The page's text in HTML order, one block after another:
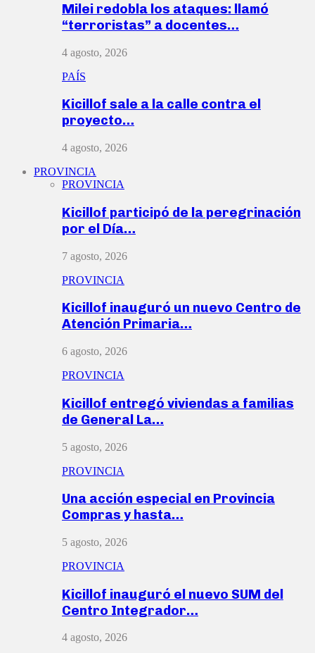
Milei redobla los ataques: llamó
“terroristas” a docentes…
4 agosto, 2026
PAÍS
Kicillof sale a la calle contra el
proyecto…
4 agosto, 2026
PROVINCIA
PROVINCIA
Kicillof participó de la peregrinación
por el Día…
7 agosto, 2026
PROVINCIA
Kicillof inauguró un nuevo Centro de
Atención Primaria…
6 agosto, 2026
PROVINCIA
Kicillof entregó viviendas a familias
de General La…
5 agosto, 2026
PROVINCIA
Una acción especial en Provincia
Compras y hasta…
5 agosto, 2026
PROVINCIA
Kicillof inauguró el nuevo SUM del
Centro Integrador…
4 agosto, 2026